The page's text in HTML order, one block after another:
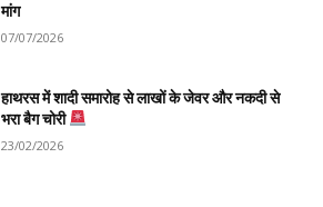
मांग
07/07/2026
हाथरस में शादी समारोह से लाखों के जेवर और नकदी से
भरा बैग चोरी
23/02/2026